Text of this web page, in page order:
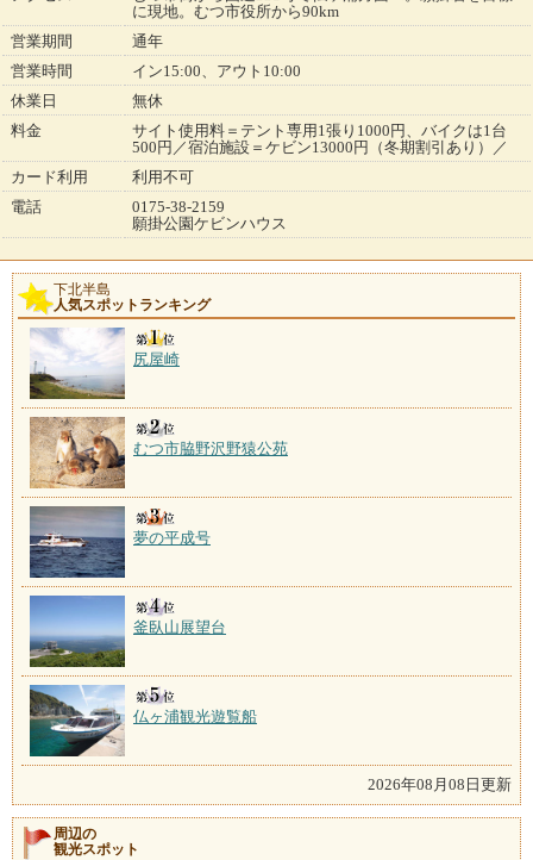
に現地。むつ市役所から90km
営業期間
通年
営業時間
イン15:00、アウト10:00
休業日
無休
料金
サイト使用料＝テント専用1張り1000円、バイクは1台
500円／宿泊施設＝ケビン13000円（冬期割引あり）／
カード利用
利用不可
電話
0175-38-2159
願掛公園ケビンハウス
下北半島
人気スポットランキング
尻屋崎
むつ市脇野沢野猿公苑
夢の平成号
釜臥山展望台
仏ヶ浦観光遊覧船
2026年08月08日更新
周辺の
観光スポット